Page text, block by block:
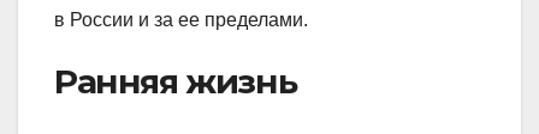
в России и за ее пределами.
Ранняя жизнь